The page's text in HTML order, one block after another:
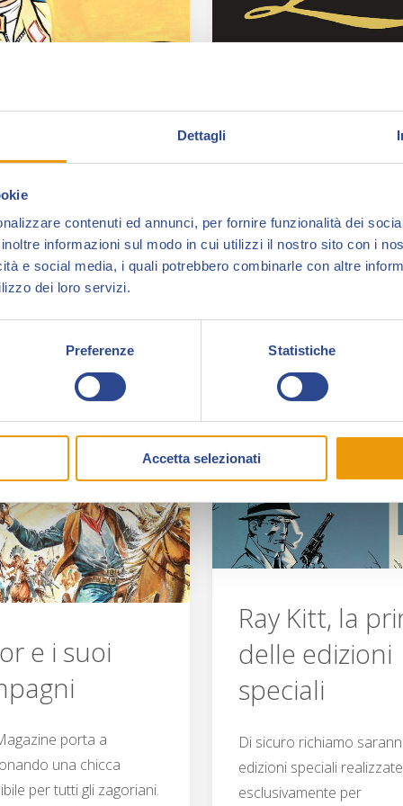
Dettagli
contenuti ed annunci, per fornire funzionalità dei
informazioni sul modo in cui utilizzi il nostro sito con i
e social media, i quali potrebbero combinarle con altre
dei loro servizi.
Preferenze Statistiche
Accetta selezionati
davvero
dello Sport – in
con ReNoir
Nona Arte – presenta in
a Collezionando un
speciale"
sorprese a
ReNoir Comics/Nona
episodio della…
Leggi"Lucky
Luke
e
Zorro,
due
sorprese
a
Collezionando"
e i suoi
porta a
una chicca
per tutti gli zagoriani.
Ray Kitt, la
delle edizioni
speciali
Di sicuro richiamo
edizioni speciali realizzate
esclusivamente per